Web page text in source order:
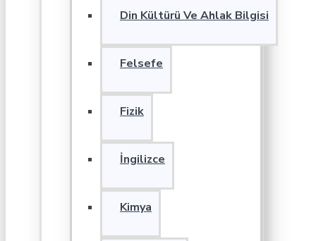
Din Kültürü Ve Ahlak Bilgisi
Felsefe
Fizik
İngilizce
Kimya